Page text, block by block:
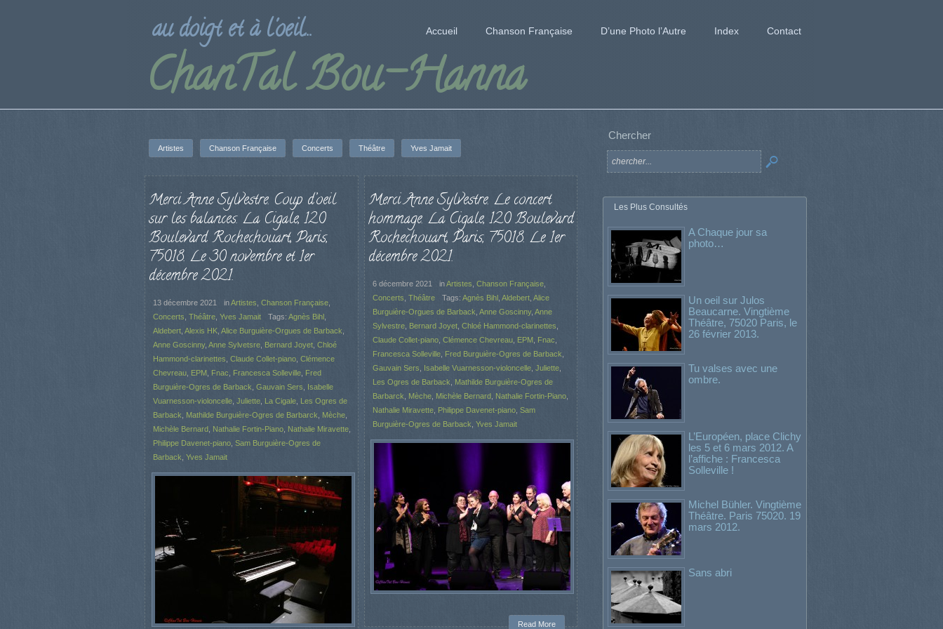
ChanTal Bou-Hanna
au doigt et à l'oeil... Accueil Chanson Française D’une Photo l’Autre Index Contact
Artistes Chanson Française Concerts Théâtre Yves Jamait
Merci Anne Sylvestre. Coup d’oeil
sur les balances. La Cigale, 120
Boulevard Rochechouart, Paris,
75018. Le 30 novembre et 1er
décembre 2021.
13 décembre 2021 inArtistes Chanson Française
Concerts Théâtre Yves Jamait Tags: Agnès Bihl
Aldebert Alexis HK Alice Burguière-Orgues de Barback
Anne Goscinny, Anne Sylvetsre Bernard Joyet Chloé
Hammond-clarinettes Claude Collet-piano Clémence
Chevreau EPM Fnac Francesca Solleville Fred
Burguière-Ogres de Barback Gauvain Sers
Isabelle
Vuarnesson-violoncelle Juliette La Cigale Les Ogres de
Barback
Mathilde Burguière-Ogres de Barbarck Mèche
Michèle Bernard Nathalie Fortin-Piano Nathalie Miravette
Philippe Davenet-piano Sam Burguière-Ogres de
Barback Yves Jamait
Merci Anne Sylvestre. Le concert
hommage. La Cigale, 120 Boulevard
Rochechouart, Paris, 75018. Le 1er
décembre 2021.
6 décembre 2021 inArtistes Chanson Française,
Concerts Théâtre Tags: Agnès Bihl, Aldebert, Alice
Burguière-Orgues de Barback Anne Goscinny, Anne
Sylvestre, Bernard Joyet, Chloé Hammond-clarinettes
Claude Collet-piano, Clémence Chevreau, EPM Fnac
Francesca Solleville, Fred Burguière-Ogres de Barback
Gauvain Sers
Isabelle Vuarnesson-violoncelle, Juliette,
Les Ogres de Barback
Mathilde Burguière-Ogres de
Barbarck
Mèche, Michèle Bernard, Nathalie Fortin-Piano,
Nathalie Miravette, Philippe Davenet-piano, Sam
Burguière-Ogres de Barback Yves Jamait
Read More
Chercher
Les Plus Consultés
A Chaque jour sa
photo…
Un oeil sur Julos
Beaucarne. Vingtième
Théâtre, 75020 Paris, le
26 février 2013.
Tu valses avec une
ombre.
L’Européen, place Clichy
les 5 et 6 mars 2012. A
l’affiche : Francesca
Solleville !
Michel Bühler. Vingtième
Théâtre. Paris 75020. 19
mars 2012.
Sans abri